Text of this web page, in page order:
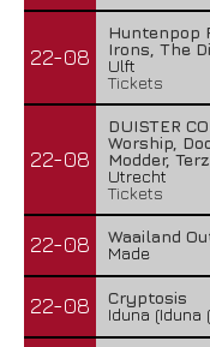
22-08
Huntenpop
Irons, The
Ulft
Tickets
22-08
DUISTER
Worship,
Modder,
Utrecht
Tickets
22-08
Waailand
Made
22-08
Cryptosis
Iduna (Iduna